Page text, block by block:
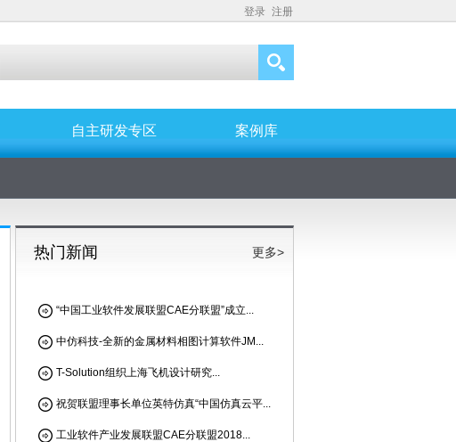
登录 注册
自主研发专区 案例库
热门新闻 更多>
“中国工业软件发展联盟CAE分联盟”成立...
中仿科技-全新的金属材料相图计算软件JM...
T-Solution组织上海飞机设计研究...
祝贺联盟理事长单位英特仿真“中国仿真云平...
工业软件产业发展联盟CAE分联盟2018...